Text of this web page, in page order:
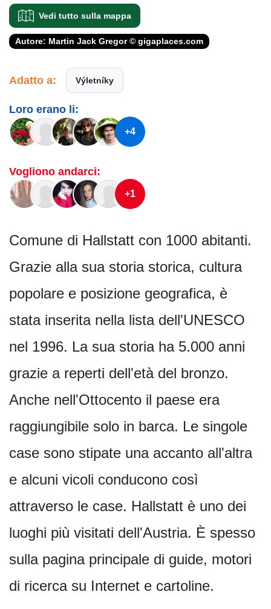
Vedi tutto sulla mappa
Autore: Martin Jack Gregor © gigaplaces.com
Adatto a: Výletníky
Loro erano li:
+4
Vogliono andarci:
+1
Comune di Hallstatt con 1000 abitanti.
Grazie alla sua storia storica, cultura
popolare e posizione geografica, è
stata inserita nella lista dell'UNESCO
nel 1996. La sua storia ha 5.000 anni
grazie a reperti dell'età del bronzo.
Anche nell'Ottocento il paese era
raggiungibile solo in barca. Le singole
case sono stipate una accanto all'altra
e alcuni vicoli conducono così
attraverso le case. Hallstatt è uno dei
luoghi più visitati dell'Austria. È spesso
sulla pagina principale di guide, motori
di ricerca su Internet e cartoline.